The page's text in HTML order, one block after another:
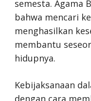
semesta. Agama
bahwa mencari
menghasilkan
membantu
hidupnya.
Kebijaksanaan
dengan cara